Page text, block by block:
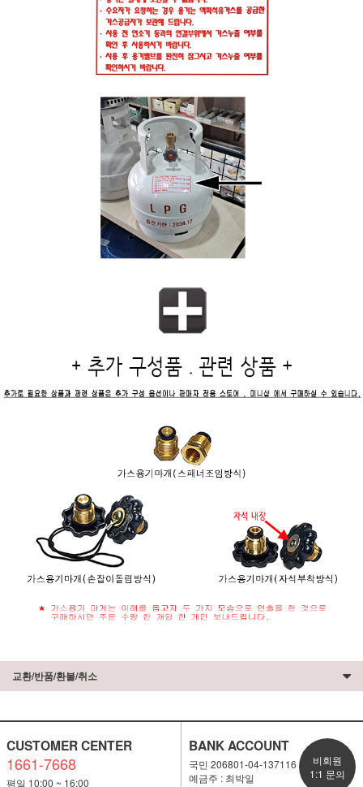
교환/반품/환불/취소
CUSTOMER CENTER
1661-7668
평일 10:00 ~ 16:00
BANK ACCOUNT
국민 206801-04-137116
예금주 : 최박일
비회원
1:1 문의